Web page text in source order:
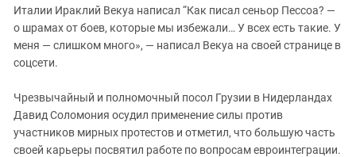
Италии Ираклий Векуа написал “Как писал сеньор Пессоа? —
о шрамах от боев, которые мы избежали… У всех есть такие. У
меня — слишком много», — написал Векуа на своей странице в
соцсети.
Чрезвычайный и полномочный посол Грузии в Нидерландах
Давид Соломония осудил применение силы против
участников мирных протестов и отметил, что большую часть
своей карьеры посвятил работе по вопросам евроинтеграции.